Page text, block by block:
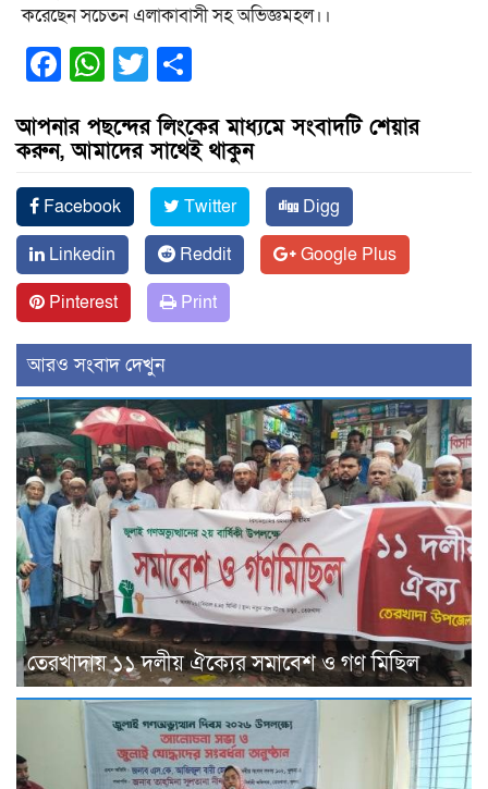
করেছেন সচেতন এলাকাবাসী সহ অভিজ্ঞমহল।।
Facebook
WhatsApp
Twitter
আপনার পছন্দের লিংকের মাধ্যমে সংবাদটি শেয়ার
করুন, আমাদের সাথেই থাকুন
Facebook Twitter
Digg
Linkedin
Reddit
Google Plus
Pinterest
Print
আরও সংবাদ দেখুন
তেরখাদায় ১১ দলীয় ঐক্যের সমাবেশ ও গণ মিছিল